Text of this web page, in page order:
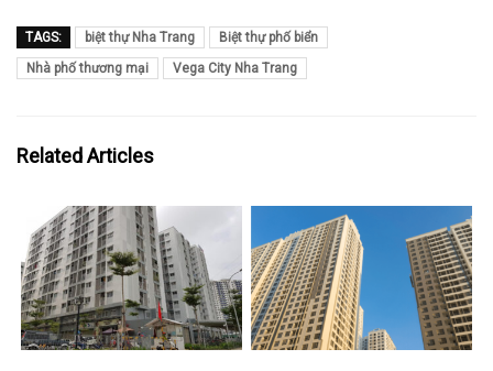
TAGS: biệt thự Nha Trang
Biệt thự phố biển
Nhà phố thương mại
Vega City Nha Trang
Related Articles